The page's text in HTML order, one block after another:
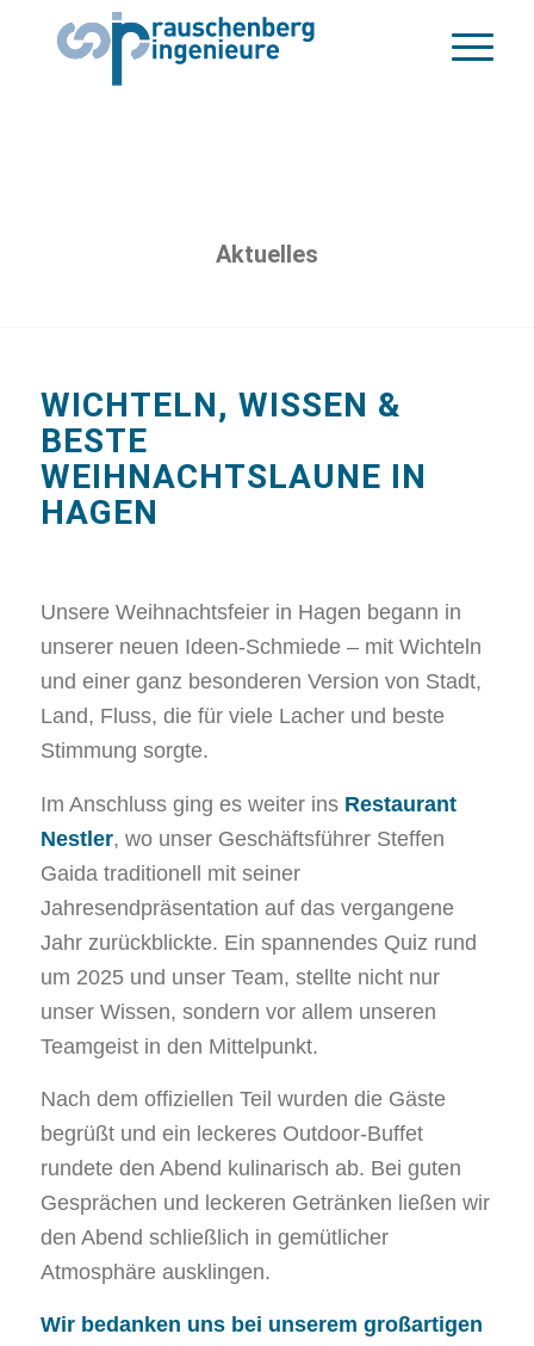
Aktuelles
WICHTELN, WISSEN &
BESTE
WEIHNACHTSLAUNE IN
HAGEN
Unsere Weihnachtsfeier in Hagen begann in
unserer neuen Ideen-Schmiede – mit Wichteln
und einer ganz besonderen Version von Stadt,
Land, Fluss, die für viele Lacher und beste
Stimmung sorgte.
Im Anschluss ging es weiter ins Restaurant
Nestler, wo unser Geschäftsführer Steffen
Gaida traditionell mit seiner
Jahresendpräsentation auf das vergangene
Jahr zurückblickte. Ein spannendes Quiz rund
um 2025 und unser Team, stellte nicht nur
unser Wissen, sondern vor allem unseren
Teamgeist in den Mittelpunkt.
Nach dem offiziellen Teil wurden die Gäste
begrüßt und ein leckeres Outdoor-Buffet
rundete den Abend kulinarisch ab. Bei guten
Gesprächen und leckeren Getränken ließen wir
den Abend schließlich in gemütlicher
Atmosphäre ausklingen.
Wir bedanken uns bei unserem großartigen